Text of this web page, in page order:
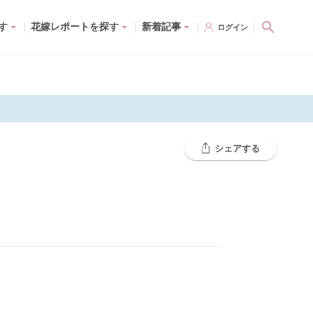
花嫁レポートを探す 新着記事 ログイン
シェアする